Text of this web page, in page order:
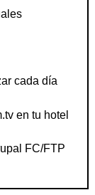
cada día
en tu hotel
FC/FTP